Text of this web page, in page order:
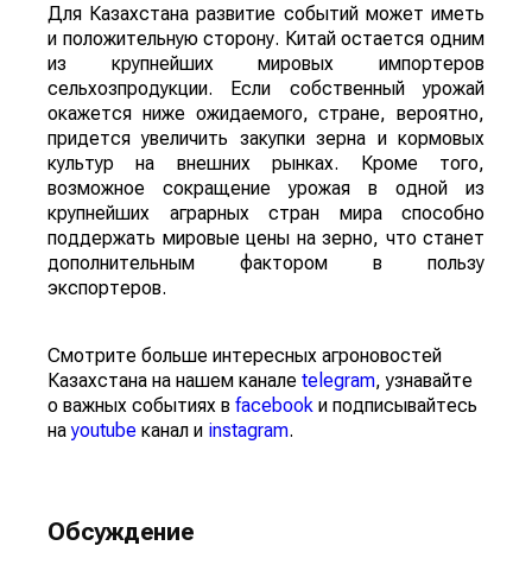
Для Казахстана развитие событий может иметь
и положительную сторону. Китай остается одним
из крупнейших мировых импортеров
сельхозпродукции. Если собственный урожай
окажется ниже ожидаемого, стране, вероятно,
придется увеличить закупки зерна и кормовых
культур на внешних рынках. Кроме того,
возможное сокращение урожая в одной из
крупнейших аграрных стран мира способно
поддержать мировые цены на зерно, что станет
дополнительным фактором в пользу
экспортеров.
Смотрите больше интересных агроновостей
Казахстана на нашем канале telegram, узнавайте
о важных событиях в facebook и подписывайтесь
наyoutube канал и instagram.
Обсуждение